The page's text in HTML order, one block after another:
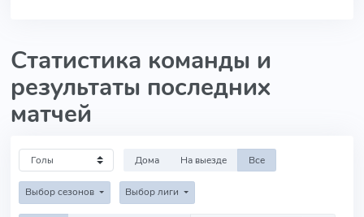
Статистика команды и
результаты последних
матчей
Дома На выезде Все
Выбор сезонов Выбор лиги